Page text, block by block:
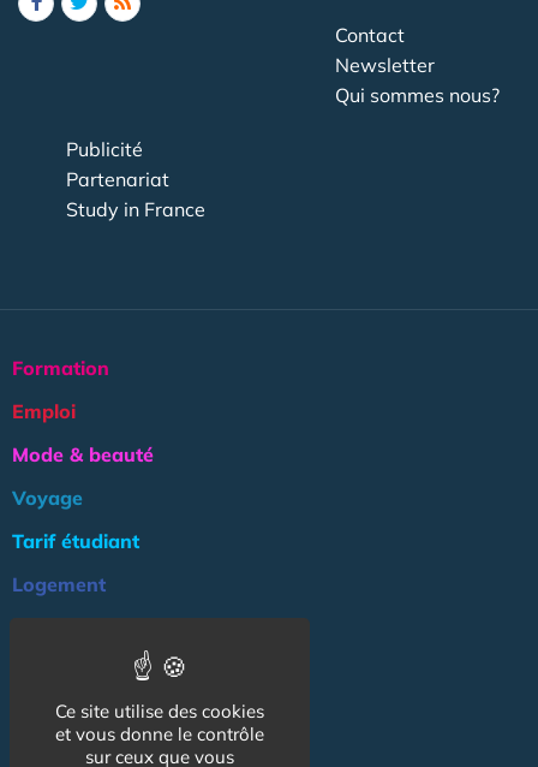
Contact
Newsletter
Qui sommes nous?
Publicité
Partenariat
Study in France
Formation
Emploi
Mode & beauté
Voyage
Tarif étudiant
Logement
Association
NOS AUTRES SITES :
Ce site utilise des cookies
et vous donne le contrôle
sur ceux que vous